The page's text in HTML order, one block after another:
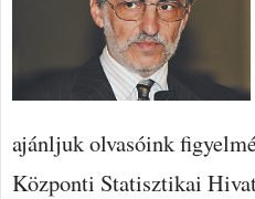
ajánljuk olvasóink
Központi Statisztikai